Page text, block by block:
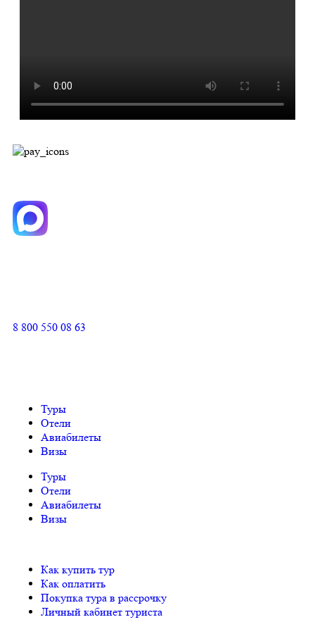
8 800 550 08 63
Туры
Отели
Авиабилеты
Визы
Туры
Отели
Авиабилеты
Визы
Как купить тур
Как оплатить
Покупка тура в рассрочку
Личный кабинет туриста